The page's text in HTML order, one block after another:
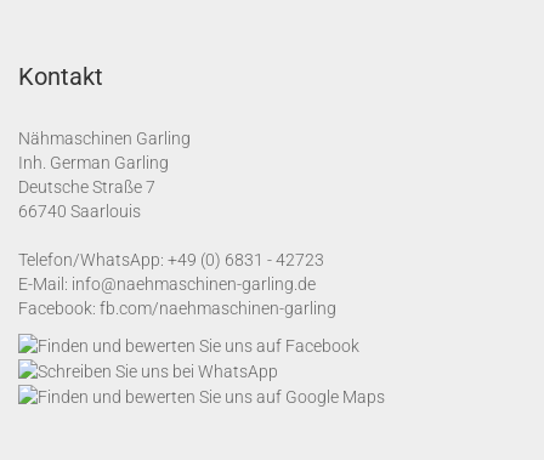
Kontakt
Nähmaschinen Garling
Inh. German Garling
Deutsche Straße 7
66740 Saarlouis
Telefon/WhatsApp: +49 (0) 6831 - 42723
E-Mail: info@naehmaschinen-garling.de
Facebook: fb.com/naehmaschinen-garling